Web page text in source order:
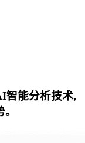
智能分析技术,